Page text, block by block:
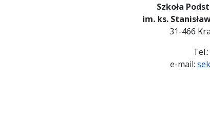
Szkoła
im. ks.
31-466
e-mail: